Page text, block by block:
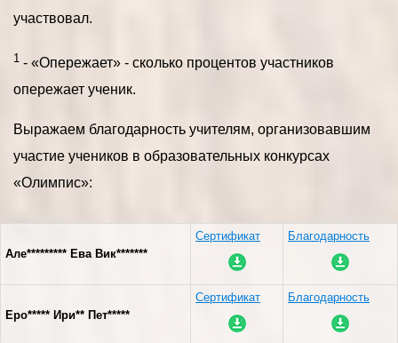
участвовал.
1 - «Опережает» - сколько процентов участников
опережает ученик.
Выражаем благодарность учителям, организовавшим
участие учеников в образовательных конкурсах
«Олимпис»:
Але********* Ева Вик*******
Сертификат Благодарность
Еро***** Ири** Пет*****
Сертификат Благодарность